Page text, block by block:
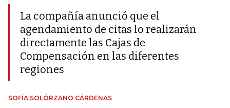
La compañía anunció que el
agendamiento de citas lo realizarán
directamente las Cajas de
Compensación en las diferentes
regiones
SOFÍA SOLÓRZANO CÁRDENAS